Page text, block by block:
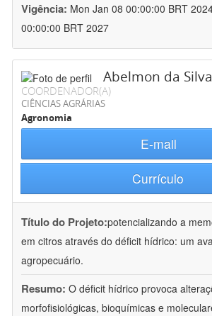
Vigência: Mon Jan 08 00:00:00 BRT
00:00:00 BRT 2027
Abelmon da
COORDENADOR(A)
CIÊNCIAS AGRÁRIAS
Agronomia
E-mail
Currículo
Título do Projeto:potencializando a
em citros através do déficit hídrico: um
agropecuário.
Resumo: O déficit hídrico provoca
morfofisiológicas, bioquímicas e